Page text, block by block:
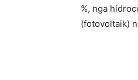
%, nga
(fotovoltaik)